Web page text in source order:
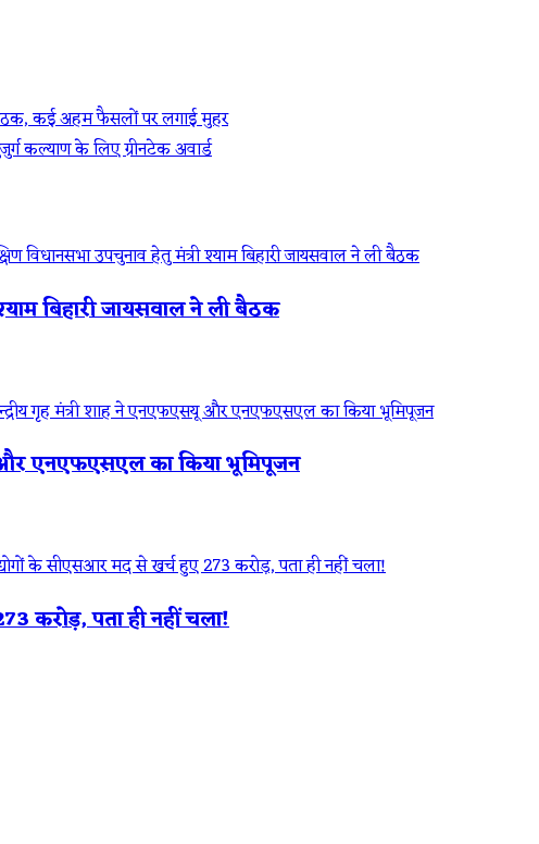
कई अहम फैसलों पर लगाई मुहर
कल्याण के लिए ग्रीनटेक अवार्ड
बिहारी जायसवाल ने ली बैठक
और एनएफएसएल का किया भूमिपूजन
करोड़, पता ही नहीं चला!